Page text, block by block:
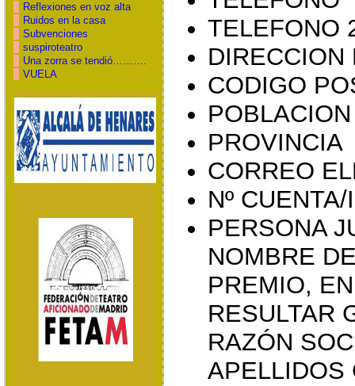
Reflexiones en voz alta
Ruidos en la casa
Subvenciones
suspiroteatro
Una zorra se tendió……….
VUELA
TELEFONO
DIRECCION
CODIGO
POBLACION
PROVINCIA
CORREO
Nº
PERSONA
NOMBRE
PREMIO,
RESULTAR
RAZÓN
APELLIDOS